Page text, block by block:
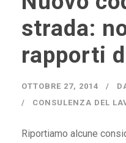
strada:
rapporti
OTTOBRE 27, 2014
CONSULENZA DEL
Riportiamo alcune